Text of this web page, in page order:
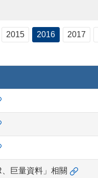
2015 2016 2017
巨量資料」相關